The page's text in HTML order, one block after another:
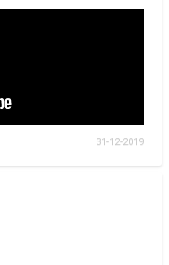
31-12-2019